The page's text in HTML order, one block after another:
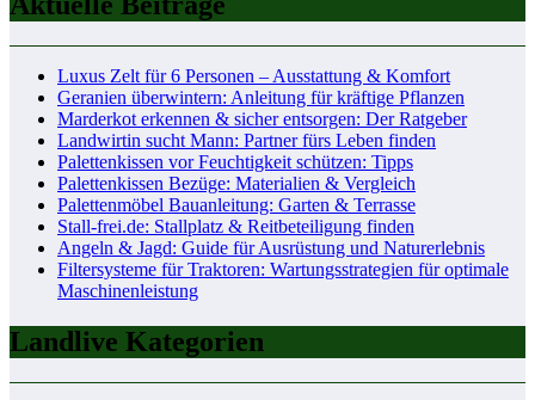
Luxus Zelt für 6 Personen – Ausstattung & Komfort
Geranien überwintern: Anleitung für kräftige Pflanzen
Marderkot erkennen & sicher entsorgen: Der Ratgeber
Landwirtin sucht Mann: Partner fürs Leben finden
Palettenkissen vor Feuchtigkeit schützen: Tipps
Palettenkissen Bezüge: Materialien & Vergleich
Palettenmöbel Bauanleitung: Garten & Terrasse
Stall-frei.de: Stallplatz & Reitbeteiligung finden
Angeln & Jagd: Guide für Ausrüstung und Naturerlebnis
Filtersysteme für Traktoren: Wartungsstrategien für optimale
Maschinenleistung
Landlive Kategorien